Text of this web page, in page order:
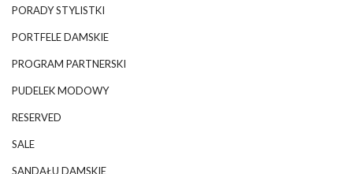
PORADY STYLISTKI
PORTFELE DAMSKIE
PROGRAM PARTNERSKI
PUDELEK MODOWY
RESERVED
SALE
SANDAŁU DAMSKIE